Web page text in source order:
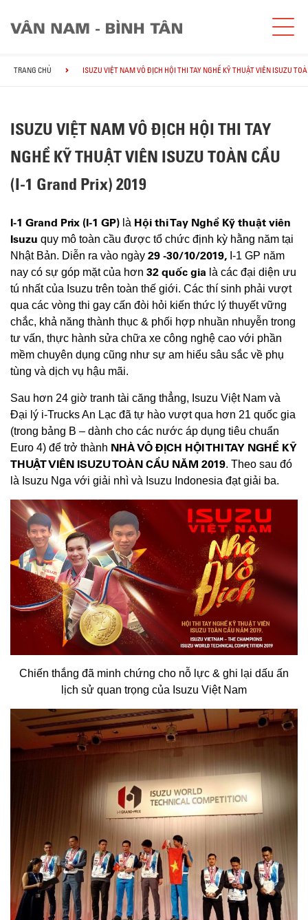
TRANG CHỦ ISUZU VIỆT NAM VÔ ĐỊCH HỘI THI TAY NGHỀ KỸ THUẬT VIÊN ISUZU
ISUZU VIỆT NAM VÔ ĐỊCH HỘI THI TAY
NGHỀ KỸ THUẬT VIÊN ISUZU TOÀN CẦU
(I-1 Grand Prix) 2019
I-1 Grand Prix (I-1 GP) là Hội thi Tay Nghề Kỹ thuật viên
Isuzu quy mô toàn cầu được tổ chức định kỳ hằng năm tại
Nhật Bản. Diễn ra vào ngày 29 -30/10/2019, I-1 GP năm
nay có sự góp mặt của hơn 32 quốc gia là các đại diện ưu
tú nhất của Isuzu trên toàn thế giới. Các thí sinh phải vượt
qua các vòng thi gay cấn đòi hỏi kiến thức lý thuyết vững
chắc, khả năng thành thục & phối hợp nhuần nhuyễn trong
tư vấn, thực hành sửa chữa xe công nghệ cao với phần
mềm chuyên dụng cũng như sự am hiểu sâu sắc về phụ
tùng và dịch vụ hậu mãi.
Sau hơn 24 giờ tranh tài căng thẳng, Isuzu Việt Nam và
Đại lý i-Trucks An Lạc đã tự hào vượt qua hơn 21 quốc gia
(trong bảng B – dành cho các nước áp dụng tiêu chuẩn
Euro 4) để trở thành NHÀ VÔ ĐỊCH HỘI THI TAY NGHỀ KỸ
THUẬT VIÊN ISUZU TOÀN CẦU NĂM 2019. Theo sau đó
là Isuzu Nga với giải nhì và Isuzu Indonesia đạt giải ba.
Chiến thắng đã minh chứng cho nỗ lực & ghi lại dấu ấn
lịch sử quan trọng của Isuzu Việt Nam